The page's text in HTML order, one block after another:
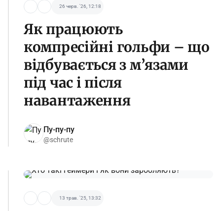
26 черв. '26, 12:18
Як працюють
компресійні гольфи – що
відбувається з м’язами
під час і після
навантаження
Пу-пу-пу
@schrute
13 трав. '25, 13:32